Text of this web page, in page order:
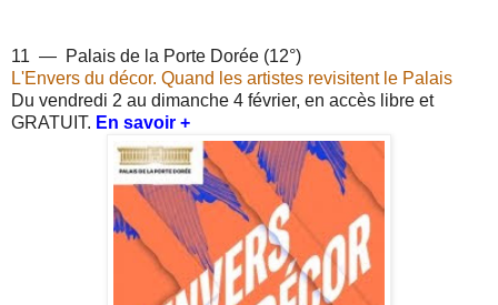
11 — Palais de la Porte Dorée (12°)
L'Envers du décor. Quand les artistes revisitent le Palais
Du vendredi 2 au dimanche 4 février, en accès libre et
GRATUIT. En savoir +